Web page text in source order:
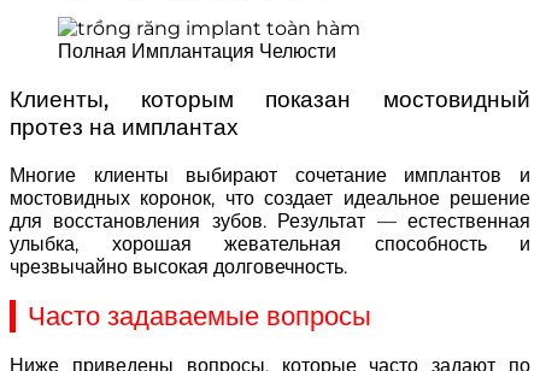
Полная Имплантация Челюсти
Клиенты, которым показан мостовидный
протез на имплантах
Многие клиенты выбирают сочетание имплантов и
мостовидных коронок, что создает идеальное решение
для восстановления зубов. Результат — естественная
улыбка, хорошая жевательная способность и
чрезвычайно высокая долговечность.
Часто задаваемые вопросы
Ниже приведены вопросы, которые часто задают по